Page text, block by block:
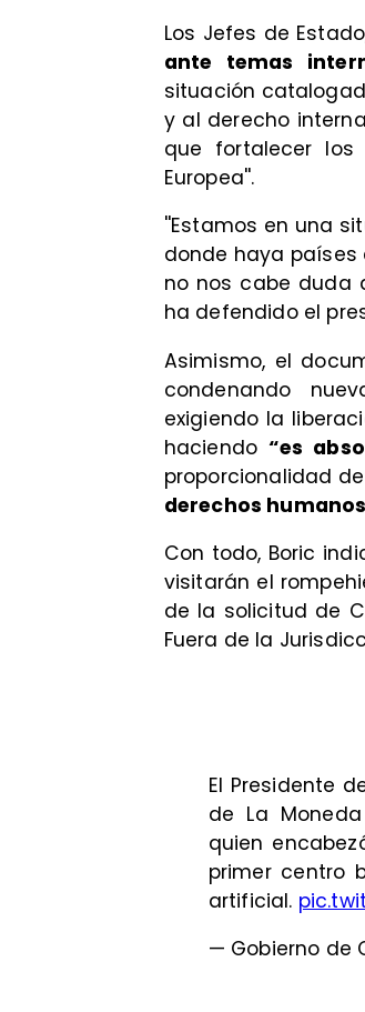
Los Jefes de
ante temas
situación
y al derecho
que fortalecer
Europea''.
''Estamos en una
donde haya
no nos cabe duda
ha defendido el
Asimismo, el
condenando
exigiendo la
haciendo“es
proporcionalidad
derechos
Con todo, Boric
visitarán el
de la solicitud de
Fuera de la
El Presidente
de La
quien
primer centro
artificial.
— Gobierno de